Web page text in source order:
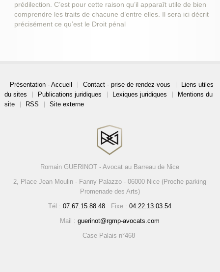
prédilection. C’est pour cette raison qu’il apparaît utile de bien
comprendre les traits de chacune d’entre elles. Il sera ici décrit
précisément ce qu’est le Droit pénal
Présentation - Accueil Contact - prise de rendez-vous
Liens utiles
du sites
Publications juridiques Lexiques juridiques
Mentions du
site
RSS Site externe
Romain GUERINOT - Avocat au Barreau de Nice
2, Place Jean Moulin - Fanny Palazzo - 06000 Nice (Proche parking
Promenade des Arts)
Tél :07.67.15.88.48 Fixe :04.22.13.03.54
Mail :guerinot@rgmp-avocats.com
Case Palais n°468